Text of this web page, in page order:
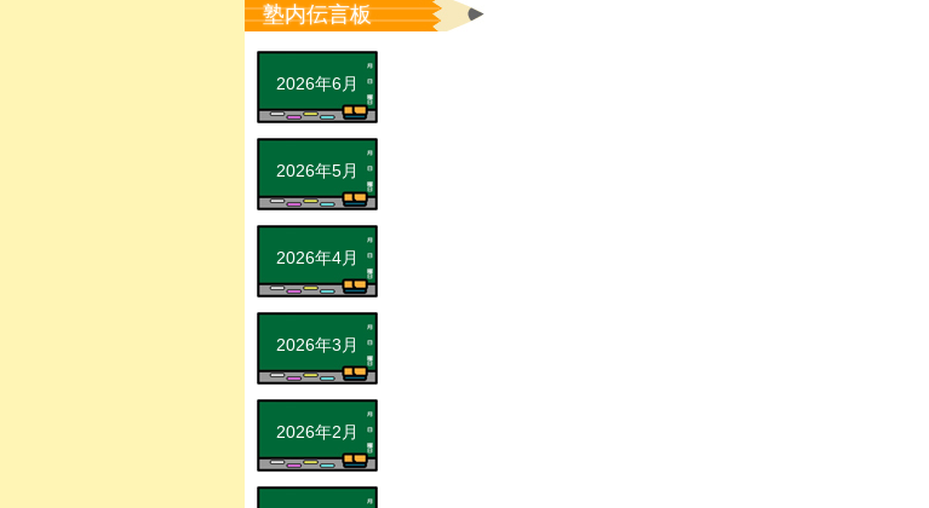
塾内伝言板
2026年2月
2026年3月
2026年4月
2026年5月
2026年6月